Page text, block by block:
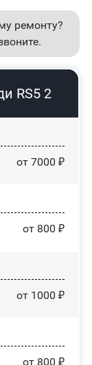
ремонту?
RS5 2
от 7000 ₽
от 800 ₽
от 1000 ₽
от 800 ₽